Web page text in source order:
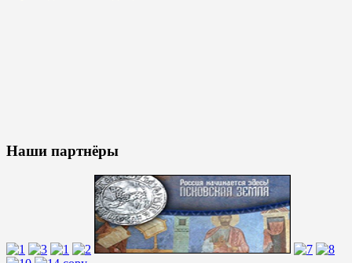
Наши партнёры